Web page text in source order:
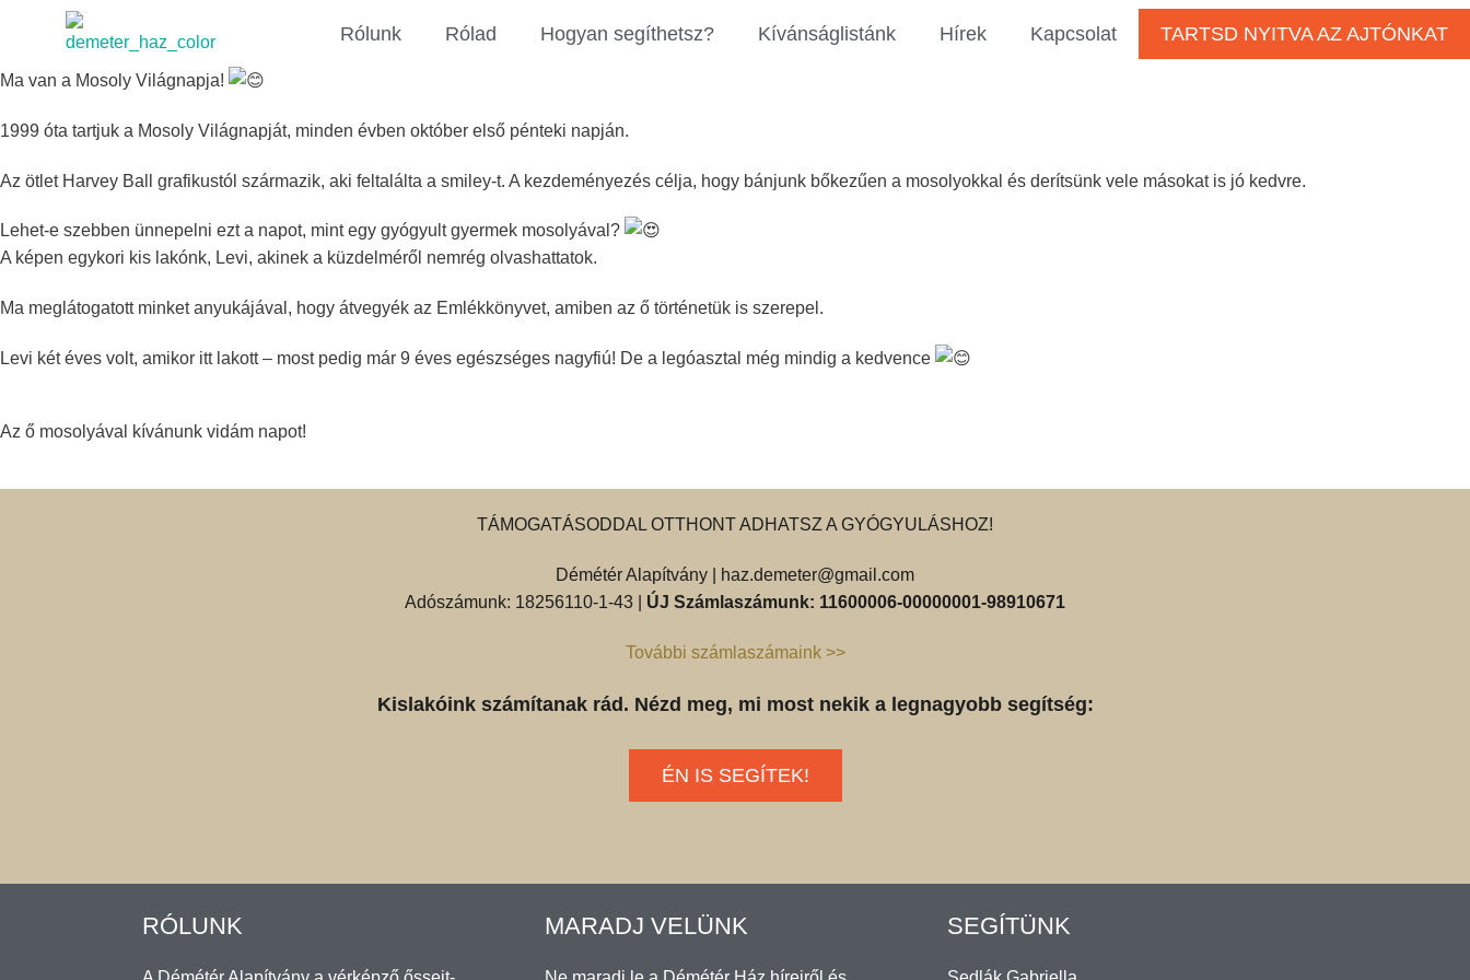
Rólunk Rólad Hogyan segíthetsz? Kívánságlistánk Hírek Kapcsolat TARTSD NYITVA AZ AJTÓNKAT
Ma van a Mosoly Világnapja!
1999 óta tartjuk a Mosoly Világnapját, minden évben október első pénteki napján.
Az ötlet Harvey Ball grafikustól származik, aki feltalálta a smiley-t. A kezdeményezés célja, hogy bánjunk bőkezűen a mosolyokkal és derítsünk vele másokat is jó kedvre.
Lehet-e szebben ünnepelni ezt a napot, mint egy gyógyult gyermek mosolyával?
A képen egykori kis lakónk, Levi, akinek a küzdelméről nemrég olvashattatok.
Ma meglátogatott minket anyukájával, hogy átvegyék az Emlékkönyvet, amiben az ő történetük is szerepel.
Levi két éves volt, amikor itt lakott – most pedig már 9 éves egészséges nagyfiú! De a legóasztal még mindig a kedvence
Az ő mosolyával kívánunk vidám napot!
TÁMOGATÁSODDAL OTTHONT ADHATSZ A GYÓGYULÁSHOZ!
Démétér Alapítvány |
haz.demeter@gmail.com
Adószámunk: 18256110-1-43 | ÚJ Számlaszámunk: 11600006-00000001-98910671
További számlaszámaink >>
Kislakóink számítanak rád. Nézd meg, mi most nekik a legnagyobb segítség:
ÉN IS SEGÍTEK!
RÓLUNK MARADJ VELÜNK SEGÍTÜNK